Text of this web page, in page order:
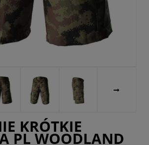
KRÓTKIE
PL WOODLAND